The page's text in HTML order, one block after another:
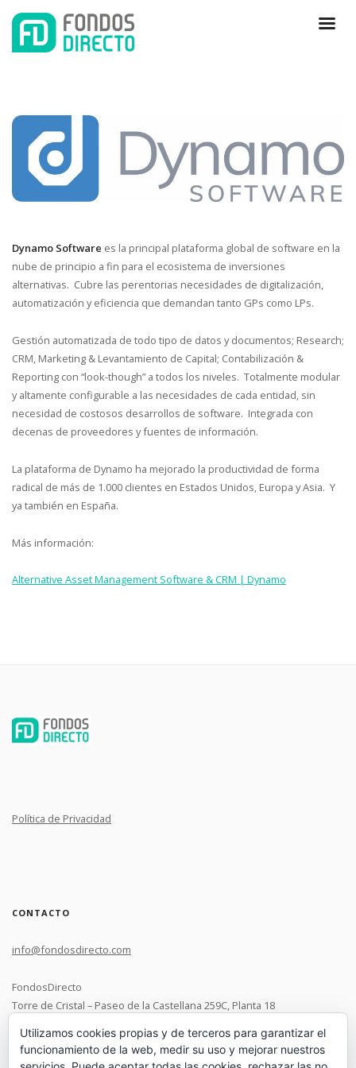
Dynamo Software es la principal plataforma global de software en la
nube de principio a fin para el ecosistema de inversiones
alternativas. Cubre las perentorias necesidades de digitalización,
automatización y eficiencia que demandan tanto GPs como LPs.
Gestión automatizada de todo tipo de datos y documentos; Research;
CRM, Marketing & Levantamiento de Capital; Contabilización &
Reporting con “look-though” a todos los niveles. Totalmente modular
y altamente configurable a las necesidades de cada entidad, sin
necesidad de costosos desarrollos de software. Integrada con
decenas de proveedores y fuentes de información.
La plataforma de Dynamo ha mejorado la productividad de forma
radical de más de 1.000 clientes en Estados Unidos, Europa y Asia. Y
ya también en España.
Más información:
Alternative Asset Management Software & CRM | Dynamo
Política de Privacidad
CONTACTO
info@fondosdirecto.com
FondosDirecto
Torre de Cristal – Paseo de la Castellana 259C, Planta 18
+34 91 119 0537
Utilizamos cookies propias y de terceros para garantizar el
funcionamiento de la web, medir su uso y mejorar nuestros